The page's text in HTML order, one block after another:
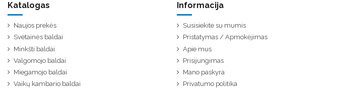
Katalogas
Naujos prekės
Svetainės baldai
Minkšti baldai
Valgomojo baldai
Miegamojo baldai
Vaikų kambario baldai
Informacija
Susisiekite su mumis
Pristatymas / Apmokėjimas
Apie mus
Prisijungimas
Mano paskyra
Privatumo politika